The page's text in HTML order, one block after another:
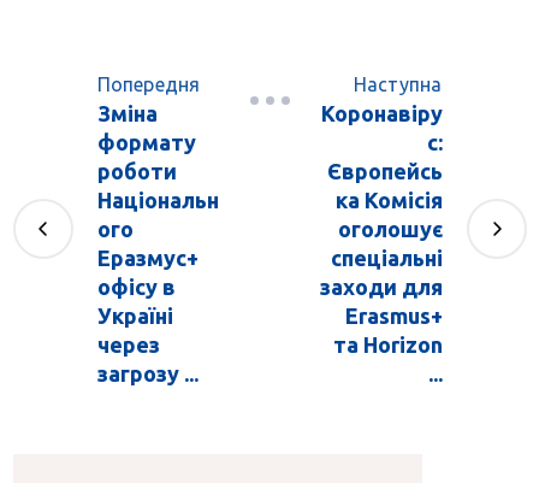
Попередня
Зміна
формату
роботи
Національн
ого
Еразмус+
офісу в
Україні
через
загрозу ...
Наступна
Коронавіру
с:
Європейсь
ка Комісія
оголошує
спеціальні
заходи для
Erasmus+
та Horizon
...